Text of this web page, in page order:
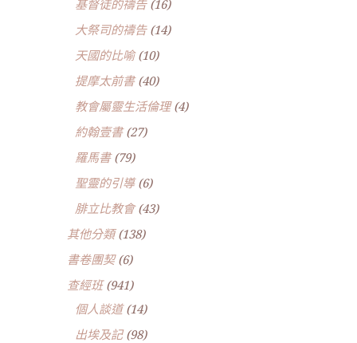
基督徒的禱告(16)
大祭司的禱告(14)
天國的比喻(10)
提摩太前書(40)
教會屬靈生活倫理(4)
約翰壹書(27)
羅馬書(79)
聖靈的引導(6)
腓立比教會(43)
其他分類(138)
書卷團契(6)
查經班(941)
個人談道(14)
出埃及記(98)